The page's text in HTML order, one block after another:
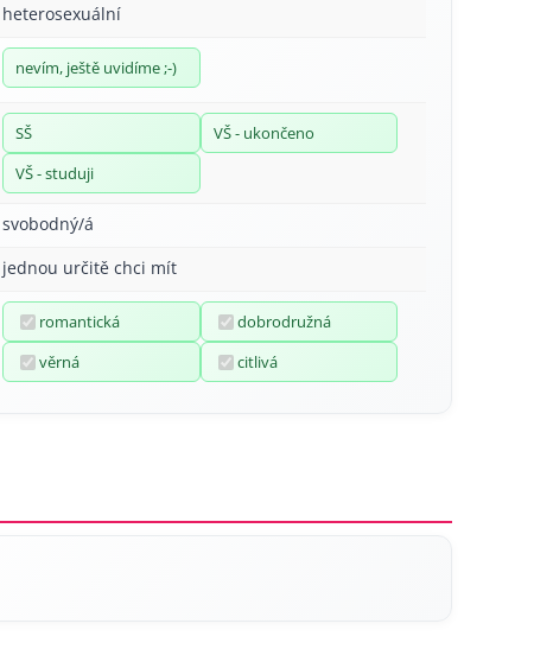
heterosexuální
nevím, ještě uvidíme ;-)
SŠ
VŠ - ukončeno
VŠ - studuji
svobodný/á
jednou určitě chci mít
romantická
dobrodružná
věrná
citlivá